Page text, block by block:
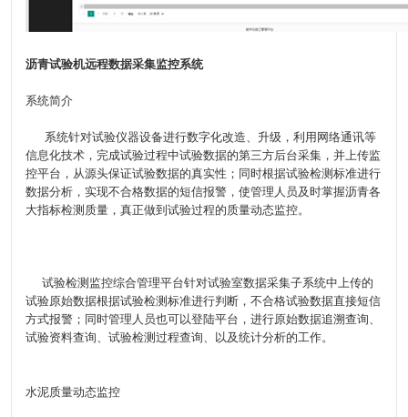
沥青试验机远程数据采集监控系统
系统简介
系统针对试验仪器设备进行数字化改造、升级，利用网络通讯等
信息化技术，完成试验过程中试验数据的第三方后台采集，并上传监
控平台，从源头保证试验数据的真实性；同时根据试验检测标准进行
数据分析，实现不合格数据的短信报警，使管理人员及时掌握沥青各
大指标检测质量，真正做到试验过程的质量动态监控。
试验检测监控综合管理平台针对试验室数据采集子系统中上传的
试验原始数据根据试验检测标准进行判断，不合格试验数据直接短信
方式报警；同时管理人员也可以登陆平台，进行原始数据追溯查询、
试验资料查询、试验检测过程查询、以及统计分析的工作。
水泥质量动态监控